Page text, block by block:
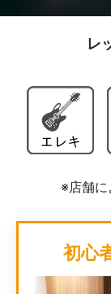
レ
※店舗に
初心